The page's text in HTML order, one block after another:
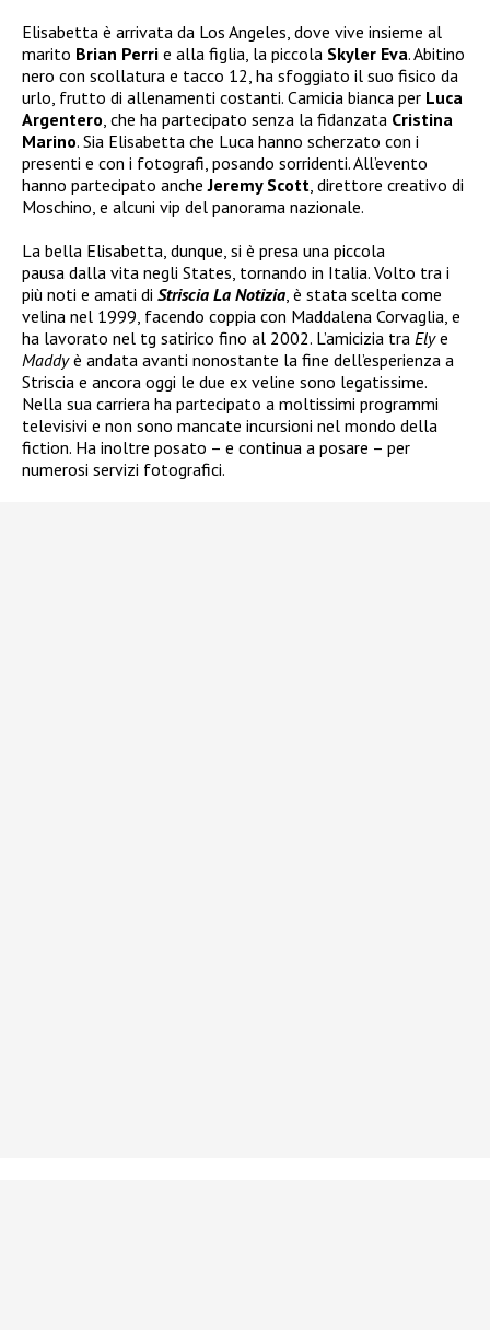
Elisabetta è arrivata da Los Angeles, dove vive insieme al
marito Brian Perri e alla figlia, la piccola Skyler Eva. Abitino
nero con scollatura e tacco 12, ha sfoggiato il suo fisico da
urlo, frutto di allenamenti costanti. Camicia bianca per Luca
Argentero , che ha partecipato senza la fidanzata Cristina
Marino. Sia Elisabetta che Luca hanno scherzato con i
presenti e con i fotografi, posando sorridenti. All’evento
hanno partecipato ancheJeremy Scott , direttore creativo di
Moschino, e alcuni vip del panorama nazionale.
La bella Elisabetta, dunque, si è presa una piccola
pausa dalla vita negli States, tornando in Italia. Volto tra i
più noti e amati di Striscia La Notizia , è stata scelta come
velina nel 1999, facendo coppia con Maddalena Corvaglia, e
ha lavorato nel tg satirico fino al 2002. L’amicizia tra Elye
Maddyè andata avanti nonostante la fine dell’esperienza a
Striscia e ancora oggi le due ex veline sono legatissime.
Nella sua carriera ha partecipato a moltissimi programmi
televisivi e non sono mancate incursioni nel mondo della
fiction. Ha inoltre posato – e continua a posare – per
numerosi servizi fotografici.